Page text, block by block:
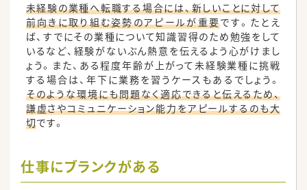
未経験の業種へ転職する場合には、新しいことに対して
前向きに取り組む姿勢のアピールが重要です。たとえ
ば、すでにその業種について知識習得のため勉強をして
いるなど、経験がないぶん熱意を伝えるよう心がけまし
ょう。また、ある程度年齢が上がって未経験業種に挑戦
する場合は、年下に業務を習うケースもあるでしょう。
そのような環境にも問題なく適応できると伝えるため、
謙虚さやコミュニケーション能力をアピールするのも大
切です。
仕事にブランクがある